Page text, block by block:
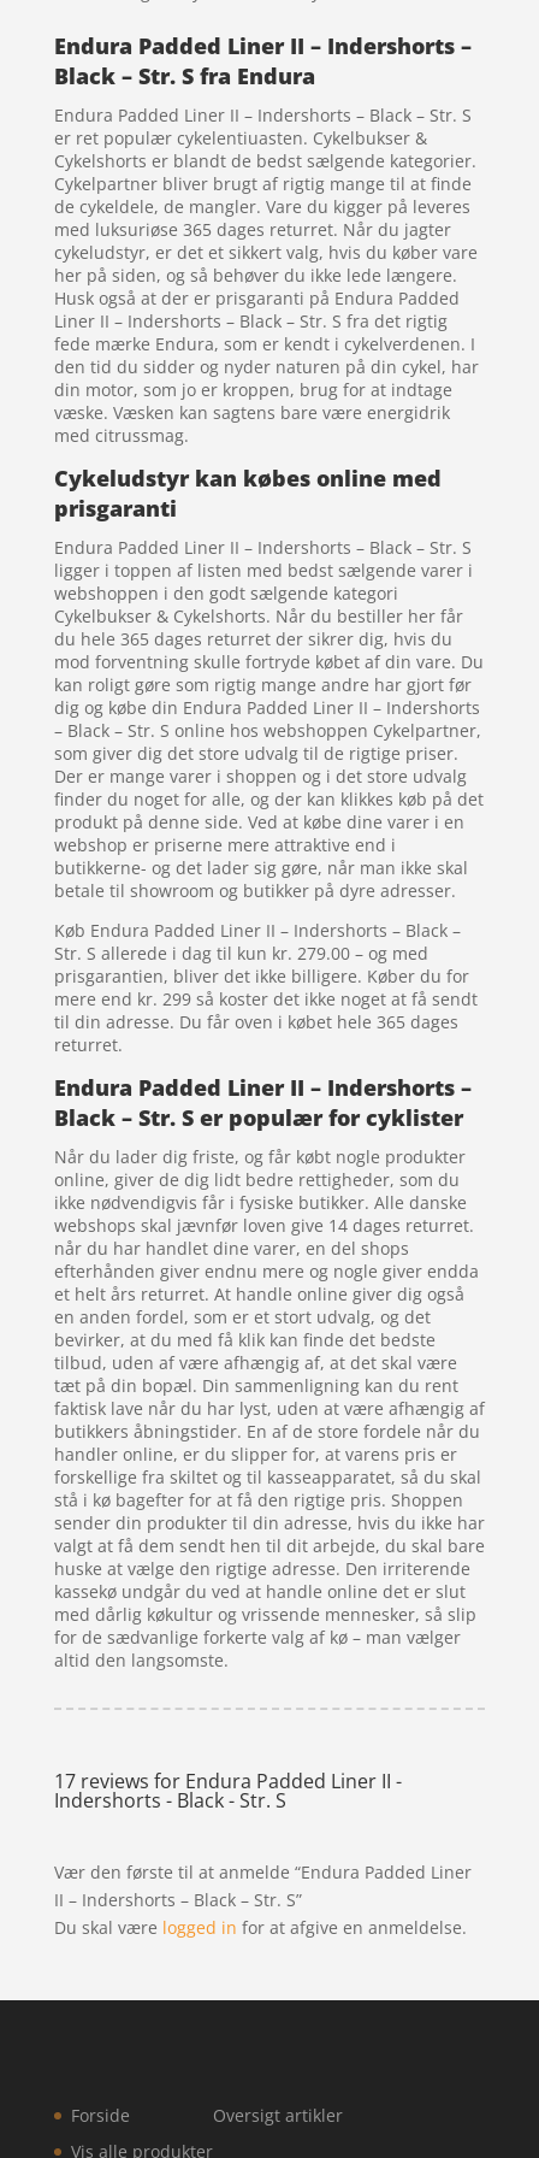
Endura Padded Liner II – Indershorts –
Black – Str. S fra Endura
Endura Padded Liner II – Indershorts – Black – Str. S
er ret populær cykelentiuasten. Cykelbukser &
Cykelshorts er blandt de bedst sælgende kategorier.
Cykelpartner bliver brugt af rigtig mange til at finde
de cykeldele, de mangler. Vare du kigger på leveres
med luksuriøse 365 dages returret. Når du jagter
cykeludstyr, er det et sikkert valg, hvis du køber vare
her på siden, og så behøver du ikke lede længere.
Husk også at der er prisgaranti på Endura Padded
Liner II – Indershorts – Black – Str. S fra det rigtig
fede mærke Endura, som er kendt i cykelverdenen. I
den tid du sidder og nyder naturen på din cykel, har
din motor, som jo er kroppen, brug for at indtage
væske. Væsken kan sagtens bare være energidrik
med citrussmag.
Cykeludstyr kan købes online med
prisgaranti
Endura Padded Liner II – Indershorts – Black – Str. S
ligger i toppen af listen med bedst sælgende varer i
webshoppen i den godt sælgende kategori
Cykelbukser & Cykelshorts. Når du bestiller her får
du hele 365 dages returret der sikrer dig, hvis du
mod forventning skulle fortryde købet af din vare. Du
kan roligt gøre som rigtig mange andre har gjort før
dig og købe din Endura Padded Liner II – Indershorts
– Black – Str. S online hos webshoppen Cykelpartner,
som giver dig det store udvalg til de rigtige priser.
Der er mange varer i shoppen og i det store udvalg
finder du noget for alle, og der kan klikkes køb på det
produkt på denne side. Ved at købe dine varer i en
webshop er priserne mere attraktive end i
butikkerne- og det lader sig gøre, når man ikke skal
betale til showroom og butikker på dyre adresser.
Køb Endura Padded Liner II – Indershorts – Black –
Str. S allerede i dag til kun kr. 279.00 – og med
prisgarantien, bliver det ikke billigere. Køber du for
mere end kr. 299 så koster det ikke noget at få sendt
til din adresse. Du får oven i købet hele 365 dages
returret.
Endura Padded Liner II – Indershorts –
Black – Str. S er populær for cyklister
Når du lader dig friste, og får købt nogle produkter
online, giver de dig lidt bedre rettigheder, som du
ikke nødvendigvis får i fysiske butikker. Alle danske
webshops skal jævnfør loven give 14 dages returret.
når du har handlet dine varer, en del shops
efterhånden giver endnu mere og nogle giver endda
et helt års returret. At handle online giver dig også
en anden fordel, som er et stort udvalg, og det
bevirker, at du med få klik kan finde det bedste
tilbud, uden af være afhængig af, at det skal være
tæt på din bopæl. Din sammenligning kan du rent
faktisk lave når du har lyst, uden at være afhængig af
butikkers åbningstider. En af de store fordele når du
handler online, er du slipper for, at varens pris er
forskellige fra skiltet og til kasseapparatet, så du skal
stå i kø bagefter for at få den rigtige pris. Shoppen
sender din produkter til din adresse, hvis du ikke har
valgt at få dem sendt hen til dit arbejde, du skal bare
huske at vælge den rigtige adresse. Den irriterende
kassekø undgår du ved at handle online det er slut
med dårlig køkultur og vrissende mennesker, så slip
for de sædvanlige forkerte valg af kø – man vælger
altid den langsomste.
17 reviews for Endura Padded Liner II -
Indershorts - Black - Str. S
Vær den første til at anmelde “Endura Padded Liner
II – Indershorts – Black – Str. S”
Du skal være logged in for at afgive en anmeldelse.
Forside
Vis alle produkter
Oversigt artikler